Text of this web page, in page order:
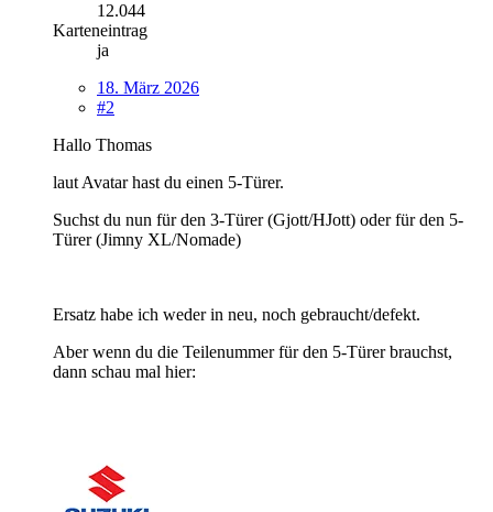
12.044
Karteneintrag
ja
18. März 2026
#2
Hallo Thomas
laut Avatar hast du einen 5-Türer.
Suchst du nun für den 3-Türer (Gjott/HJott) oder für den 5-
Türer (Jimny XL/Nomade)
Ersatz habe ich weder in neu, noch gebraucht/defekt.
Aber wenn du die Teilenummer für den 5-Türer brauchst,
dann schau mal hier: